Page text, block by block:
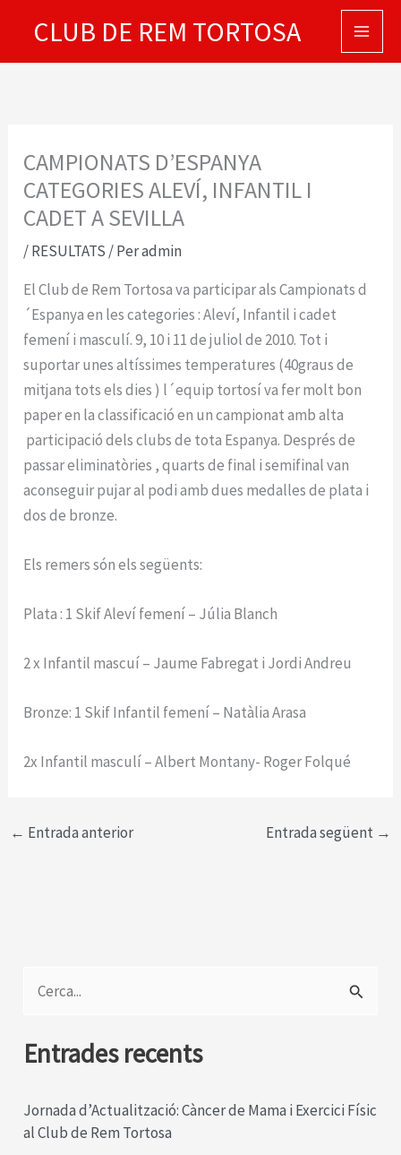
contingut
CLUB DE REM TORTOSA
CAMPIONATS D’ESPANYA
CATEGORIES ALEVÍ, INFANTIL I
CADET A SEVILLA
/RESULTATS / Peradmin
El Club de Rem Tortosa va participar als Campionats d
´Espanya en les categories : Aleví, Infantil i cadet
femení i masculí. 9, 10 i 11 de juliol de 2010. Tot i
suportar unes altíssimes temperatures (40graus de
mitjana tots els dies ) l´equip tortosí va fer molt bon
paper en la classificació en un campionat amb alta
participació dels clubs de tota Espanya. Després de
passar eliminatòries , quarts de final i semifinal van
aconseguir pujar al podi amb dues medalles de plata i
dos de bronze.
Els remers són els següents:
Plata : 1 Skif Aleví femení – Júlia Blanch
2 x Infantil mascuí – Jaume Fabregat i Jordi Andreu
Bronze: 1 Skif Infantil femení – Natàlia Arasa
2x Infantil masculí – Albert Montany- Roger Folqué
← Entrada anterior Entrada següent →
r
a
:
Entrades recents
Jornada d’Actualització: Càncer de Mama i Exercici Físic
al Club de Rem Tortosa